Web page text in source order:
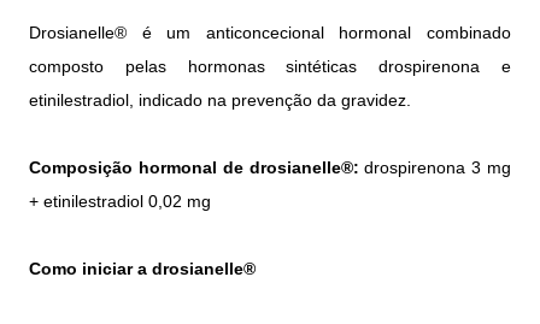
Drosianelle® é um anticoncecional hormonal combinado
composto pelas hormonas sintéticas drospirenona e
etinilestradiol, indicado na prevenção da gravidez.
Composição hormonal de drosianelle®:drospirenona 3 mg
+ etinilestradiol 0,02 mg
Como iniciar a drosianelle®